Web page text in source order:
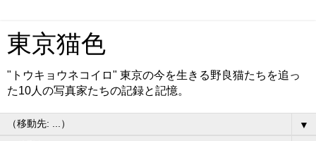
東京猫色
"トウキョウネコイロ" 東京の今を生きる野良猫たちを追っ
た10人の写真家たちの記録と記憶。
▼